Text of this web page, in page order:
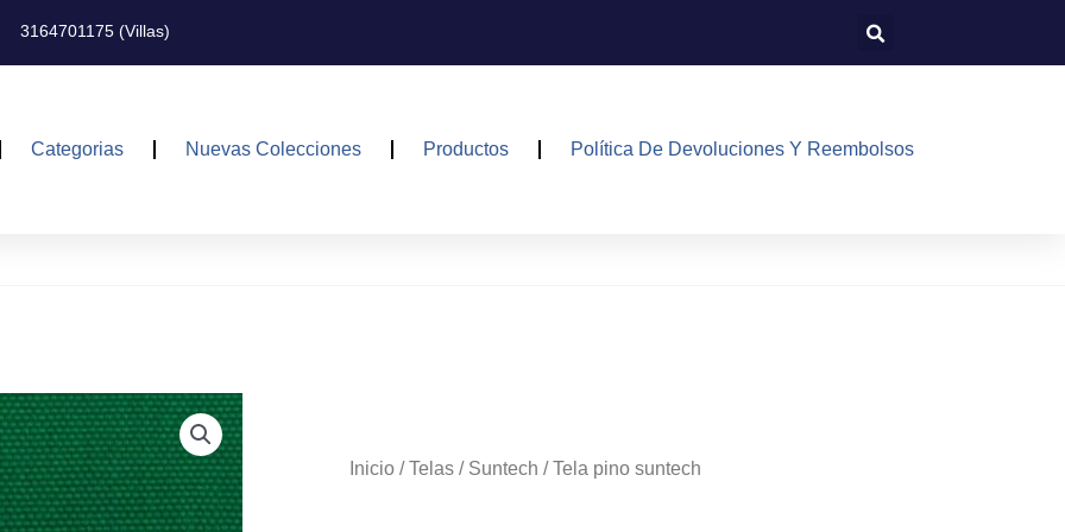
3164701175 (Villas)
Categorias Nuevas Colecciones Productos Política De Devoluciones Y Reembolsos
Inicio /Telas / Suntech / Tela pino suntech